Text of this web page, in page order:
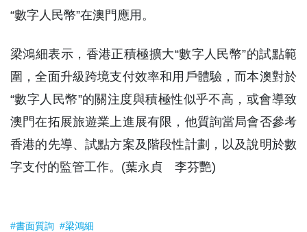
“數字人民幣”在澳門應用。
梁鴻細表示，香港正積極擴大“數字人民幣”的試點範
圍，全面升級跨境支付效率和用戶體驗，而本澳對於
“數字人民幣”的關注度與積極性似乎不高，或會導致
澳門在拓展旅遊業上進展有限，他質詢當局會否參考
香港的先導、試點方案及階段性計劃，以及說明於數
字支付的監管工作。(葉永貞 李芬艷)
#書面質詢 #梁鴻細